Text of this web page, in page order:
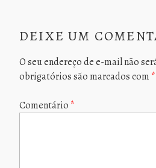
DEIXE UM
O seu endereço de e-mail não
obrigatórios são marcados com *
Comentário *